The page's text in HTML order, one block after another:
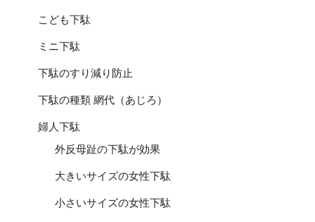
こども下駄
ミニ下駄
下駄のすり減り防止
下駄の種類 網代（あじろ）
婦人下駄
外反母趾の下駄が効果
大きいサイズの女性下駄
小さいサイズの女性下駄